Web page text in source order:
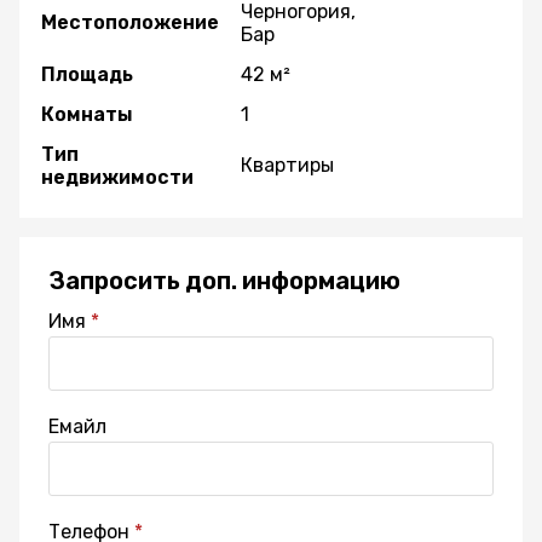
Местоположение
Черногория,
Бар
Площадь
42 м²
Комнаты
1
Тип
недвижимости
Квартиры
Запросить доп. информацию
Имя
Емайл
Телефон